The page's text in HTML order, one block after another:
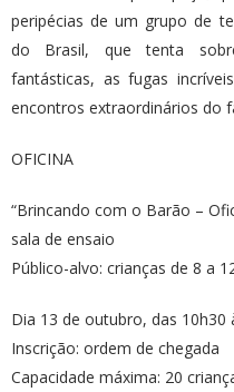
peripécias de um grupo de
do Brasil, que tenta
fantásticas, as fugas
encontros extraordinários do
OFICINA
“Brincando com o Barão –
sala de ensaio
Público-alvo: crianças de 8 a
Dia 13 de outubro, das 10h30
Inscrição: ordem de chegada
Capacidade máxima: 20